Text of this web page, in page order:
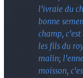
l'ivraie du
bonne
champ, c'est
les fils du
malin;
moisson,